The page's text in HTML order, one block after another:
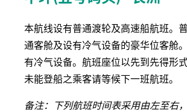
本航线设有普通渡轮及高速船航班。
通客舱及设有冷气设备的豪华位客舱
有冷气设备。航班座位以先到先得形
未能登船之乘客请等候下一班航班。
备注：下列航班时间表采用由左至右